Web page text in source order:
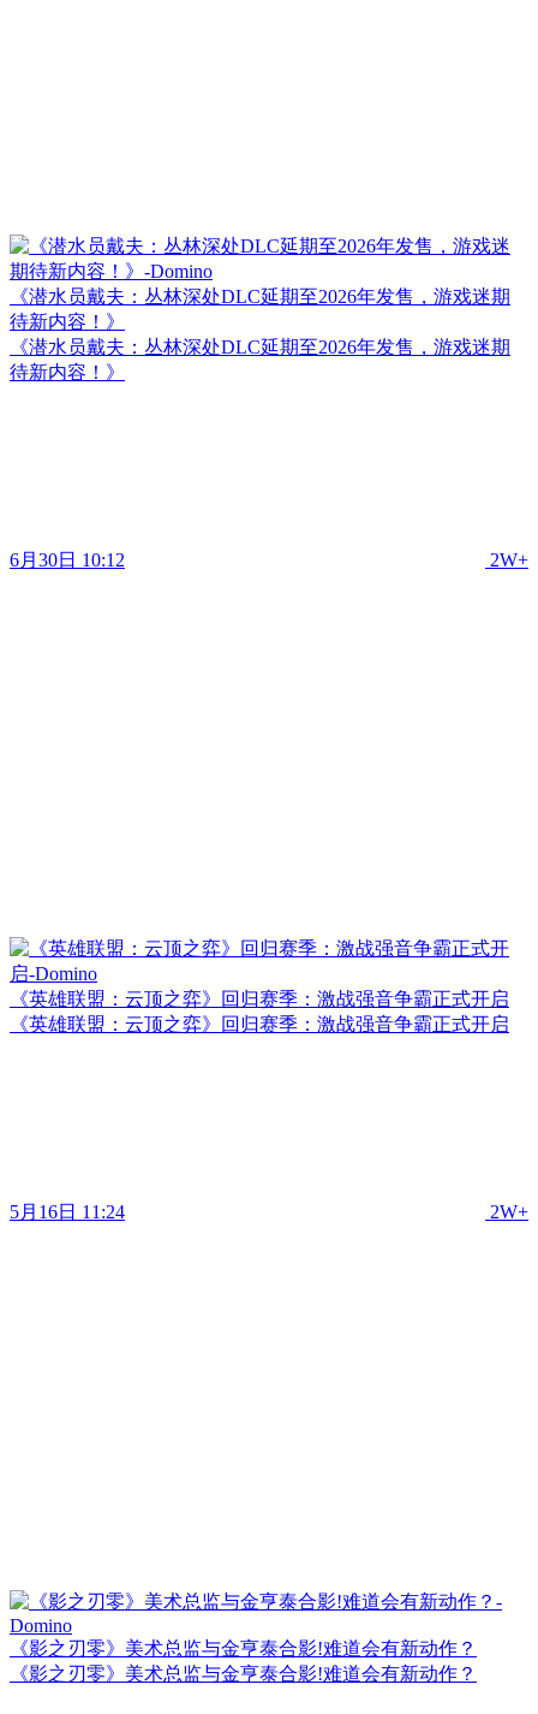
《潜水员戴夫：丛林深处DLC延期至2026年发售，游戏迷期
待新内容！》
《潜水员戴夫：丛林深处DLC延期至2026年发售，游戏迷期
待新内容！》
6月30日 10:12 2W+
《英雄联盟：云顶之弈》回归赛季：激战强音争霸正式开启
《英雄联盟：云顶之弈》回归赛季：激战强音争霸正式开启
5月16日 11:24 2W+
《影之刃零》美术总监与金亨泰合影!难道会有新动作？
《影之刃零》美术总监与金亨泰合影!难道会有新动作？